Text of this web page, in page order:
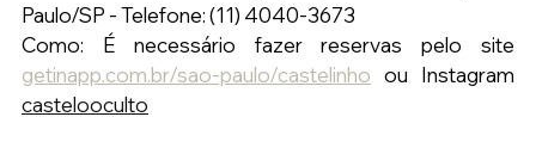
Paulo/SP - Telefone: (11) 4040-3673
getinapp.com.br/sao-paulo/castelinho ou Instagram
castelooculto